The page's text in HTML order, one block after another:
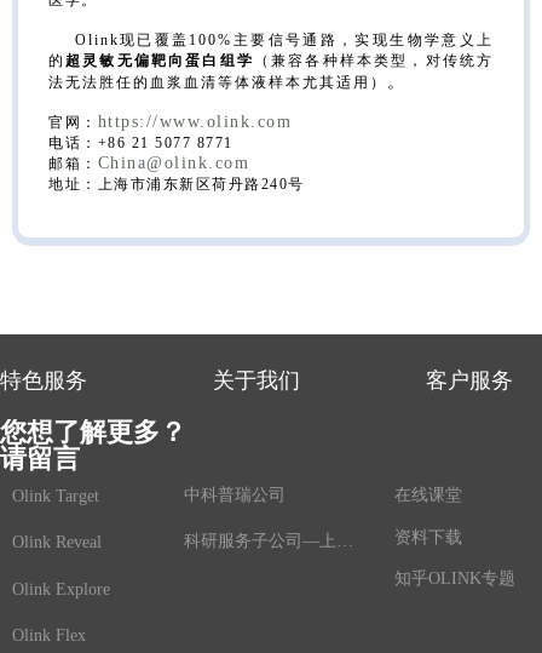
Olink现已覆盖100%主要信号通路，实现生物学意义上
的超灵敏无偏靶向蛋白组学
（兼容各种样本类型，对传统方
法无法胜任的血浆血清等体液样本尤其适用） 。
官网： https://www.olink.com
电话：+86 21 5077 8771
邮箱： China@olink.com
地址：上海市浦东新区荷丹路240号
特色服务 关于我们 客户服务
您想了解更多？
请留言
Olink Target
Olink Reveal
Olink Explore
Olink Flex
中科普瑞公司 在线课堂
资料下载
知乎OLINK专题